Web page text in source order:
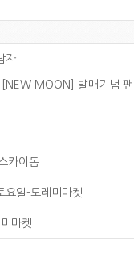
자
MOON] 발매기념 팬
카이돔
요일-도레미마켓
마켓